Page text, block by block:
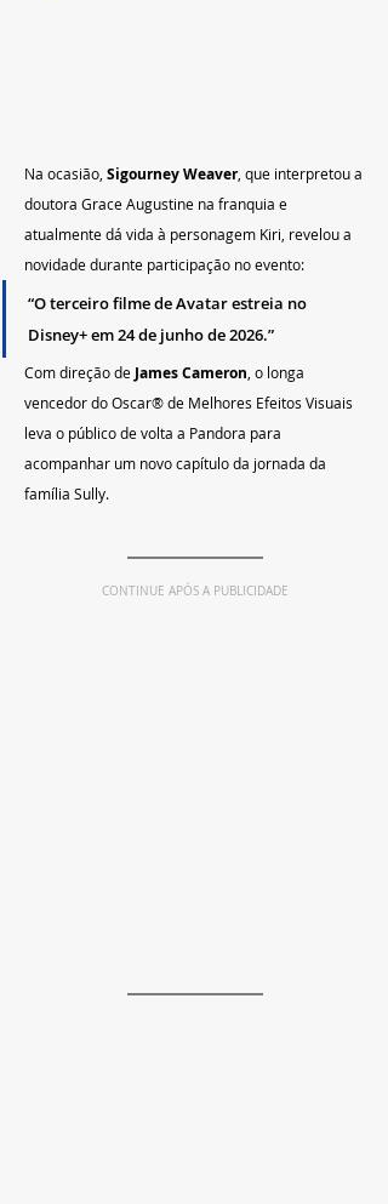
Na ocasião, Sigourney Weaver, que interpretou a
doutora Grace Augustine na franquia e
atualmente dá vida à personagem Kiri, revelou a
novidade durante participação no evento:
“O terceiro filme de Avatar estreia no
Disney+ em 24 de junho de 2026.”
Com direção de James Cameron , o longa
vencedor do Oscar® de Melhores Efeitos Visuais
leva o público de volta a Pandora para
acompanhar um novo capítulo da jornada da
família Sully.
CONTINUE APÓS A PUBLICIDADE